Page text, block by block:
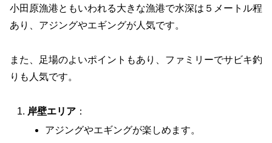
小田原漁港ともいわれる大きな漁港で水深は５メートル程
あり、アジングやエギングが人気です。
また、足場のよいポイントもあり、ファミリーでサビキ釣
りも人気です。
岸壁エリア ：
アジングやエギングが楽しめます。